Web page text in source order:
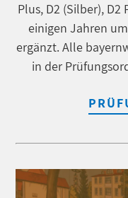
Plus, D2 (Silber), D2
einigen Jahren
ergänzt. Alle
in der